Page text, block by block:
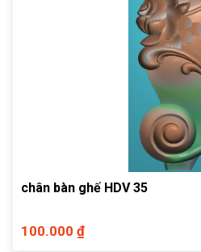
chân bàn ghế HDV 35
100.000 ₫